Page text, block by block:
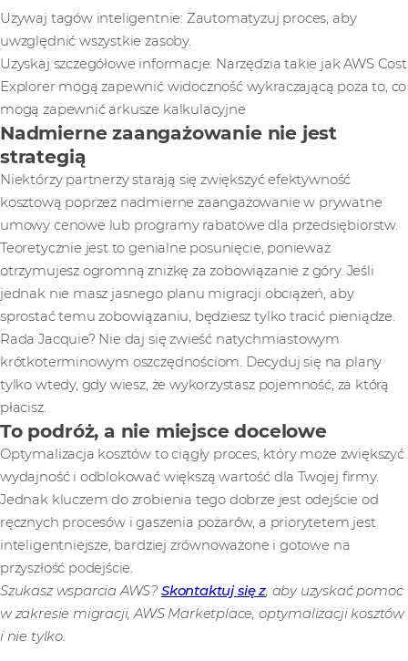
Używaj tagów inteligentnie: Zautomatyzuj proces, aby
uwzględnić wszystkie zasoby.
Uzyskaj szczegółowe informacje: Narzędzia takie jak AWS Cost
Explorer mogą zapewnić widoczność wykraczającą poza to, co
mogą zapewnić arkusze kalkulacyjne
Nadmierne zaangażowanie nie jest
strategią
Niektórzy partnerzy starają się zwiększyć efektywność
kosztową poprzez nadmierne zaangażowanie w prywatne
umowy cenowe lub programy rabatowe dla przedsiębiorstw.
Teoretycznie jest to genialne posunięcie, ponieważ
otrzymujesz ogromną zniżkę za zobowiązanie z góry. Jeśli
jednak nie masz jasnego planu migracji obciążeń, aby
sprostać temu zobowiązaniu, będziesz tylko tracić pieniądze.
Rada Jacquie? Nie daj się zwieść natychmiastowym
krótkoterminowym oszczędnościom. Decyduj się na plany
tylko wtedy, gdy wiesz, że wykorzystasz pojemność, za którą
płacisz.
To podróż, a nie miejsce docelowe
Optymalizacja kosztów to ciągły proces, który może zwiększyć
wydajność i odblokować większą wartość dla Twojej firmy.
Jednak kluczem do zrobienia tego dobrze jest odejście od
ręcznych procesów i gaszenia pożarów, a priorytetem jest
inteligentniejsze, bardziej zrównoważone i gotowe na
przyszłość podejście.
Szukasz wsparcia AWS? Skontaktuj się z, aby uzyskać pomoc
w zakresie migracji, AWS Marketplace, optymalizacji kosztów
i nie tylko.